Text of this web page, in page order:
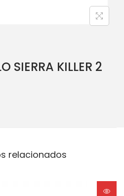
SIERRA KILLER 2
relacionados